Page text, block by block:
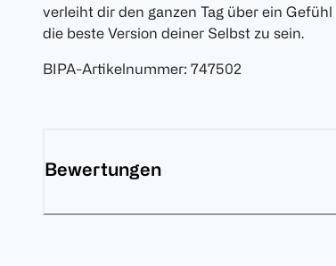
verleiht dir den ganzen Tag über ein
die beste Version deiner Selbst zu sein.
BIPA-Artikelnummer: 747502
Bewertungen